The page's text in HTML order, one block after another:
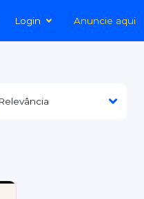
Login Anuncie aqui